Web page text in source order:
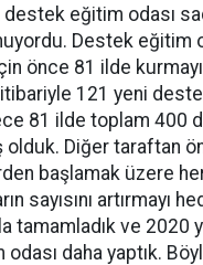
eğitim odası
Destek eğitim
önce 81 ilde
121 yeni
81 ilde toplam 400
olduk. Diğer taraftan
başlamak üzere
sayısını artırmayı
tamamladık ve 2020
daha yaptık.